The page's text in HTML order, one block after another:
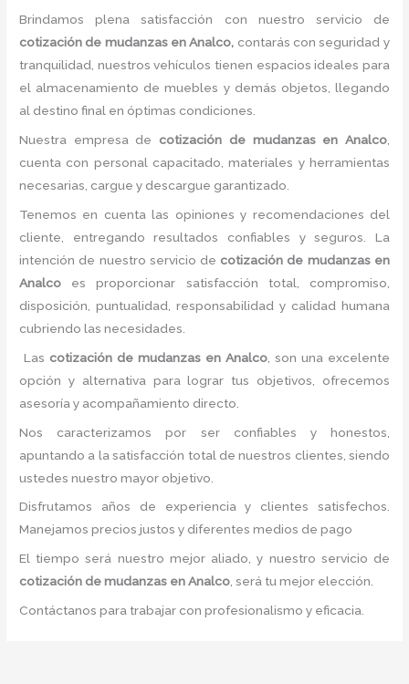
Brindamos plena satisfacción con nuestro servicio de
cotización de mudanzas en Analco, contarás con seguridad y
tranquilidad, nuestros vehículos tienen espacios ideales para
el almacenamiento de muebles y demás objetos, llegando
al destino final en óptimas condiciones.
Nuestra empresa de cotización de mudanzas en Analco,
cuenta con personal capacitado, materiales y herramientas
necesarias, cargue y descargue garantizado.
Tenemos en cuenta las opiniones y recomendaciones del
cliente, entregando resultados confiables y seguros. La
intención de nuestro servicio de cotización de mudanzas en
Analco es proporcionar satisfacción total, compromiso,
disposición, puntualidad, responsabilidad y calidad humana
cubriendo las necesidades.
Las cotización de mudanzas en Analco , son una excelente
opción y alternativa para lograr tus objetivos, ofrecemos
asesoría y acompañamiento directo.
Nos caracterizamos por ser confiables y honestos,
apuntando a la satisfacción total de nuestros clientes, siendo
ustedes nuestro mayor objetivo.
Disfrutamos años de experiencia y clientes satisfechos.
Manejamos precios justos y diferentes medios de pago
El tiempo será nuestro mejor aliado, y nuestro servicio de
cotización de mudanzas en Analco, será tu mejor elección.
Contáctanos para trabajar con profesionalismo y eficacia.